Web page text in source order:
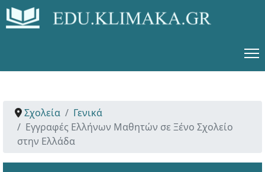
Σχολεία
Γενικά
Εγγραφές Ελλήνων Μαθητών σε Ξένο Σχολείο
στην Ελλάδα